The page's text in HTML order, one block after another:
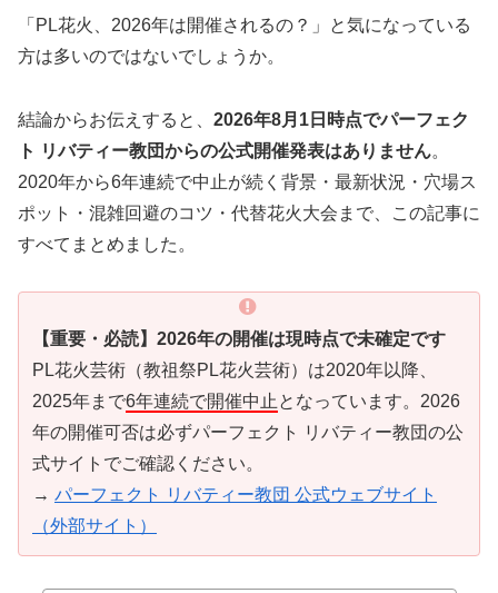
「PL花火、2026年は開催されるの？」と気になっている
方は多いのではないでしょうか。
結論からお伝えすると、 2026年8月1日時点でパーフェク
ト リバティー教団からの公式開催発表はありません。
2020年から6年連続で中止が続く背景・最新状況・穴場ス
ポット・混雑回避のコツ・代替花火大会まで、この記事に
すべてまとめました。
【重要・必読】2026年の開催は現時点で未確定です
PL花火芸術（教祖祭PL花火芸術）は2020年以降、
2025年まで6年連続で開催中止 となっています。2026
年の開催可否は必ずパーフェクト リバティー教団の公
式サイトでご確認ください。
→ パーフェクト リバティー教団 公式ウェブサイト
（外部サイト）